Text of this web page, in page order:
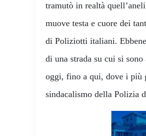
tramutò in realtà
muove testa e cuore dei
di Poliziotti italiani.
di una strada su cui si
oggi, fino a qui, dove i più
sindacalismo della Polizia